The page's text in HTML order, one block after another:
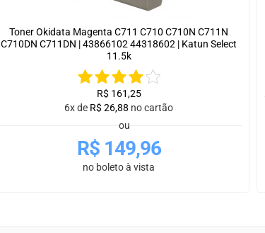
Toner Okidata Magenta C711 C710 C710N C711N
C710DN C711DN | 43866102 44318602 | Katun Select
11.5k
R$ 161,25
6x de R$ 26,88 no cartão
ou
R$149,96
no boleto à vista